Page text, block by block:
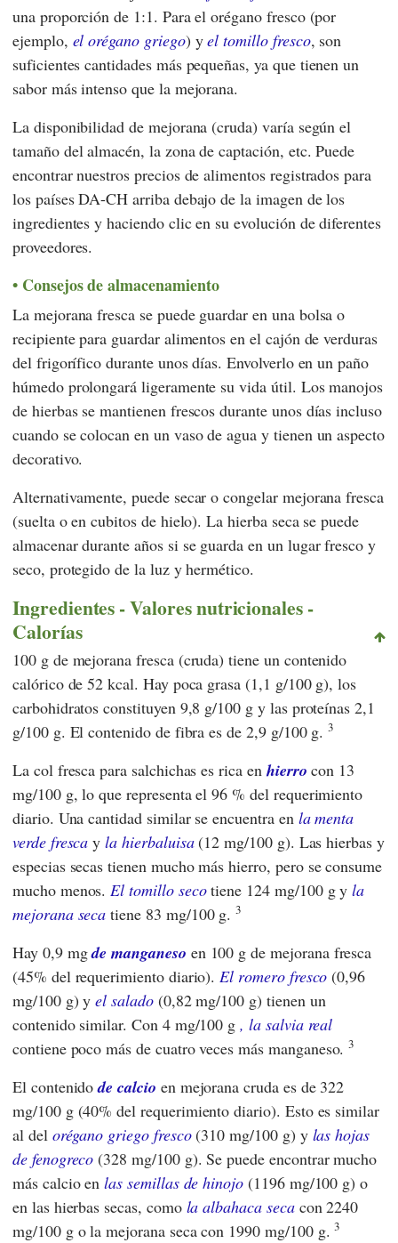
una proporción de 1:1. Para el orégano fresco (por
ejemplo, el orégano griego) yel tomillo fresco, son
suficientes cantidades más pequeñas, ya que tienen un
sabor más intenso que la mejorana.
La disponibilidad de mejorana (cruda) varía según el
tamaño del almacén, la zona de captación, etc. Puede
encontrar nuestros precios de alimentos registrados para
los países DA-CH arriba debajo de la imagen de los
ingredientes y haciendo clic en su evolución de diferentes
proveedores.
Consejos de almacenamiento
La mejorana fresca se puede guardar en una bolsa o
recipiente para guardar alimentos en el cajón de verduras
del frigorífico durante unos días. Envolverlo en un paño
húmedo prolongará ligeramente su vida útil. Los manojos
de hierbas se mantienen frescos durante unos días incluso
cuando se colocan en un vaso de agua y tienen un aspecto
decorativo.
Alternativamente, puede secar o congelar mejorana fresca
(suelta o en cubitos de hielo). La hierba seca se puede
almacenar durante años si se guarda en un lugar fresco y
seco, protegido de la luz y hermético.
Ingredientes - Valores nutricionales -
Calorías
100 g de mejorana fresca (cruda) tiene un contenido
calórico de 52 kcal. Hay poca grasa (1,1 g/100 g), los
carbohidratos constituyen 9,8 g/100 g y las proteínas 2,1
g/100 g. El contenido de fibra es de 2,9 g/100 g.3
La col fresca para salchichas es rica en hierro con 13
mg/100 g, lo que representa el 96 % del requerimiento
diario. Una cantidad similar se encuentra en la menta
verde fresca yla hierbaluisa(12 mg/100 g). Las hierbas y
especias secas tienen mucho más hierro, pero se consume
mucho menos.El tomillo secotiene 124 mg/100 g yla
mejorana seca tiene 83 mg/100 g.3
Hay 0,9 mgde manganeso en 100 g de mejorana fresca
(45% del requerimiento diario).El romero fresco (0,96
mg/100 g) yel salado(0,82 mg/100 g) tienen un
contenido similar. Con 4 mg/100 g, la salvia real
contiene poco más de cuatro veces más manganeso.3
El contenidode calcio en mejorana cruda es de 322
mg/100 g (40% del requerimiento diario). Esto es similar
al del orégano griego fresco(310 mg/100 g) y las hojas
de fenogreco (328 mg/100 g). Se puede encontrar mucho
más calcio enlas semillas de hinojo (1196 mg/100 g) o
en las hierbas secas, como la albahaca secacon 2240
mg/100 g o la mejorana seca con 1990 mg/100 g.3